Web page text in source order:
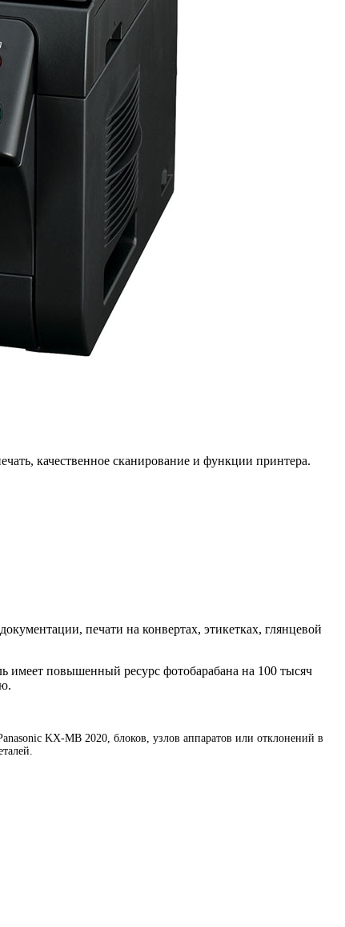
качественное сканирование и функции принтера.
печати на конвертах, этикетках, глянцевой
имеет повышенный ресурс фотобарабана на 100 тысяч
KX-MB 2020, блоков, узлов аппаратов или отклонений в